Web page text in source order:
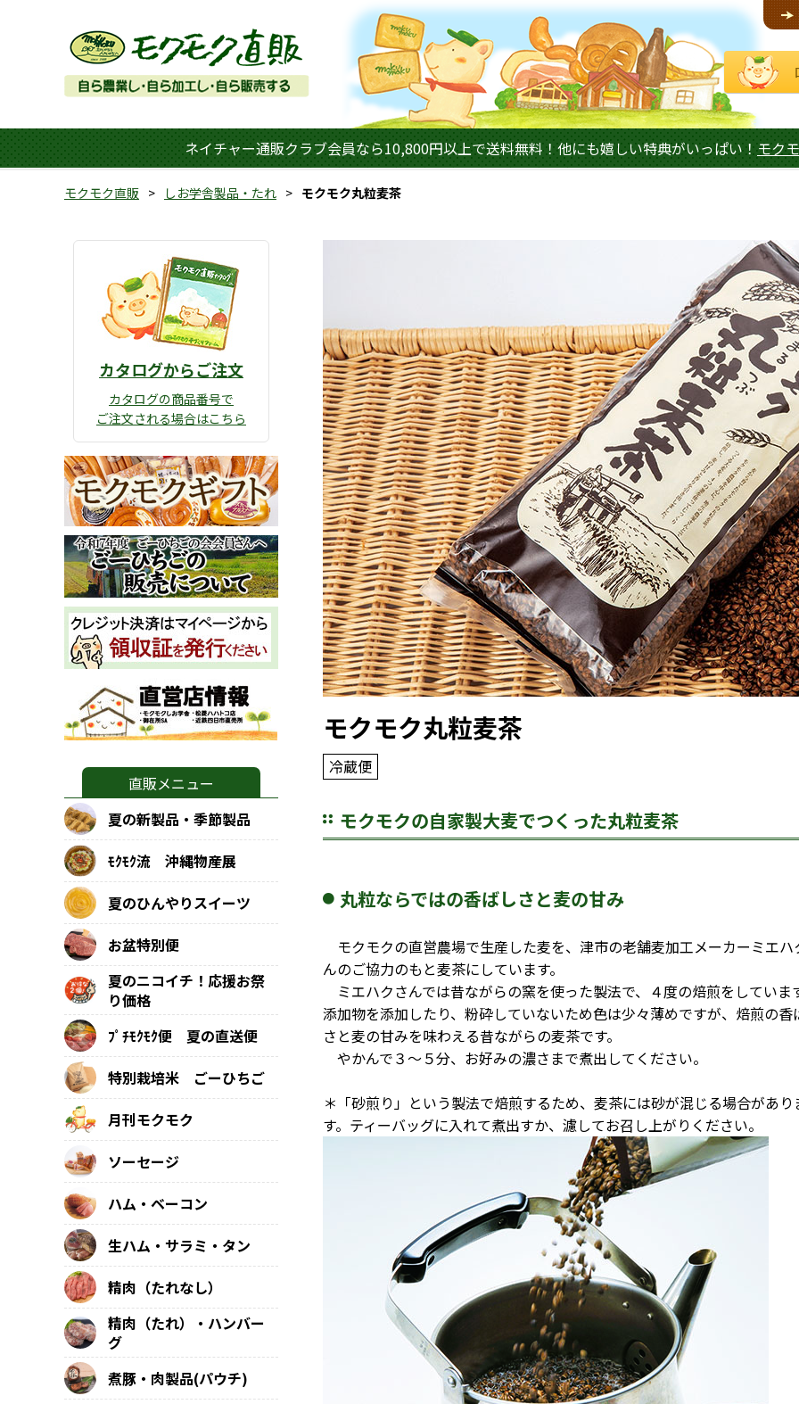
ネイチャー通販クラブ会員なら10,800円以上で送料無料！他にも嬉しい特典がいっぱい！ モク
モクモク直販 しお学舎製品・たれ モクモク丸粒麦茶
モクモク丸粒麦茶
冷蔵便
モクモクの自家製大麦でつくった丸粒麦茶
丸粒ならではの香ばしさと麦の甘み
モクモクの直営農場で生産した麦を、津市の老舗麦加工メーカーミエハ
んのご協力のもと麦茶にしています。
ミエハクさんでは昔ながらの窯を使った製法で、４度の焙煎をしていま
添加物を添加したり、粉砕していないため色は少々薄めですが、焙煎の香
さと麦の甘みを味わえる昔ながらの麦茶です。
やかんで３～５分、お好みの濃さまで煮出してください。
＊「砂煎り」という製法で焙煎するため、麦茶には砂が混じる場合があり
す。ティーバッグに入れて煮出すか、濾してお召し上がりください。
カタログからご注文
カタログの商品番号で
ご注文される場合はこちら
直販メニュー
夏の新製品・季節製品
ﾓｸﾓｸ流 沖縄物産展
夏のひんやりスイーツ
お盆特別便
夏のニコイチ！応援お祭
り価格
ﾌﾟﾁﾓｸﾓｸ便 夏の直送便
特別栽培米 ごーひちご
月刊モクモク
ソーセージ
ハム・ベーコン
生ハム・サラミ・タン
精肉（たれなし）
精肉（たれ）・ハンバー
グ
煮豚・肉製品(パウチ)